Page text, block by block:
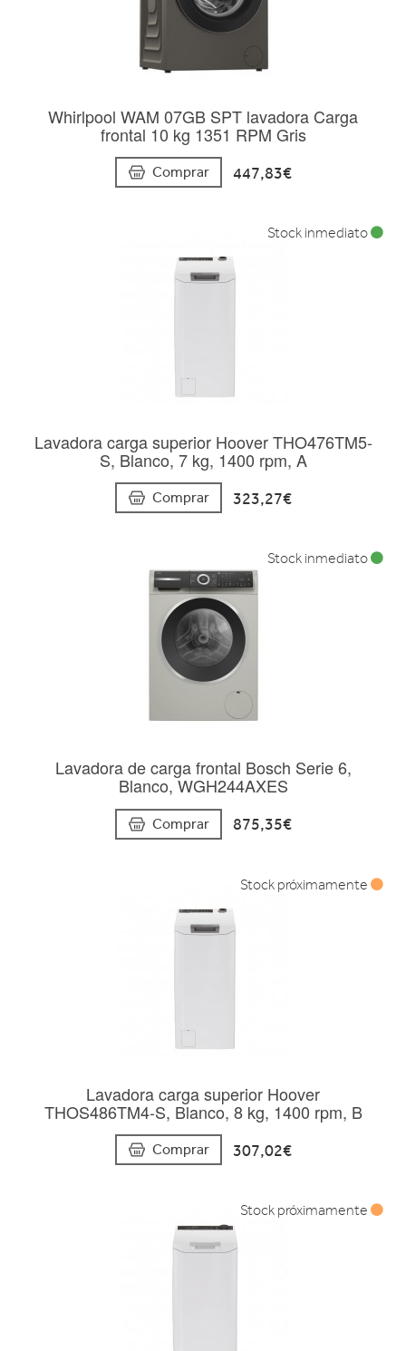
Whirlpool WAM 07GB SPT lavadora Carga
frontal 10 kg 1351 RPM Gris
Comprar 447,83€
Lavadora carga superior Hoover THO476TM5-
S, Blanco, 7 kg, 1400 rpm, A
Comprar 323,27€
Stock inmediato
Lavadora de carga frontal Bosch Serie 6,
Blanco, WGH244AXES
Comprar 875,35€
Stock inmediato
Lavadora carga superior Hoover
THOS486TM4-S, Blanco, 8 kg, 1400 rpm, B
Comprar 307,02€
Stock próximamente
Stock próximamente